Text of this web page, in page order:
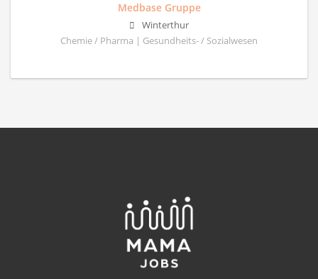
Medbase Gruppe
Winterthur
Chemie / Pharma | Gesundheits- / Sozialwesen